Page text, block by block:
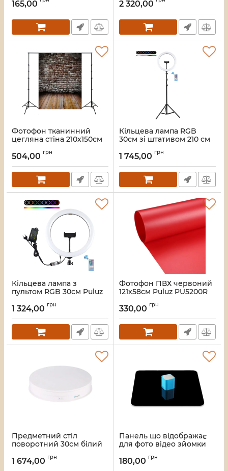
Артикул: 3874
165,00
EDA001759202A
Артикул:3838
2 320,00
Фотофон тканинний
цегляна стіна 210x150см
Артикул:2827
504,00 грн
Кільцева лампа RGB
30см зі штативом 210 см
Артикул:2435
1 745,00 грн
Кільцева лампа з
пультом RGB 30см Puluz
Артикул:2054
1 324,00 грн
Фотофон ПВХ червоний
121x58см Puluz PU5200R
330,00 грн
Предметний стіл
поворотний 30см білий
Puluz PU3049W
1 674,00 грн
Панель що відображає
для фото відео зйомки
PU5320B
180,00 грн